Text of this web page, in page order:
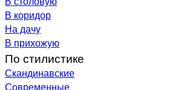
В коридор
На дачу
В прихожую
По стилистике
Скандинавские
Современные